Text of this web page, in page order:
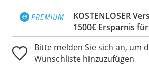
KOSTENLOSER
1500€ Ersparnis
Bitte melden Sie sich an, um
Wunschliste hinzuzufügen